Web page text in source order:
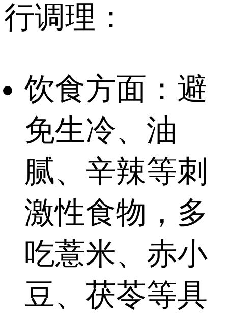
行调理：
饮食方面：避
免生冷、油
腻、辛辣等刺
激性食物，多
吃薏米、赤小
豆、茯苓等具